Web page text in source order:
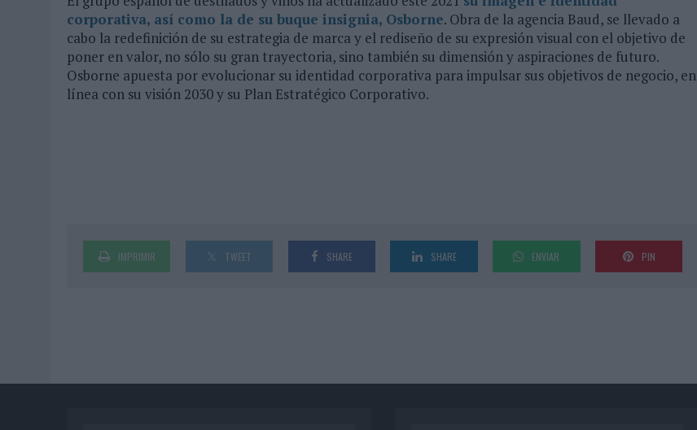
corporativa, así como la de su buque insignia, Osborne. Obra de la agencia Baud, se llevado a
cabo la redefinición de su estrategia de marca y el rediseño de su expresión visual con el objetivo de
poner en valor, no sólo su gran trayectoria, sino también su dimensión y aspiraciones de futuro.
Osborne apuesta por evolucionar su identidad corporativa para impulsar sus objetivos de negocio, en
línea con su visión 2030 y su Plan Estratégico Corporativo.
IMPRIMIR TWEET SHARE SHARE ENVIAR PIN